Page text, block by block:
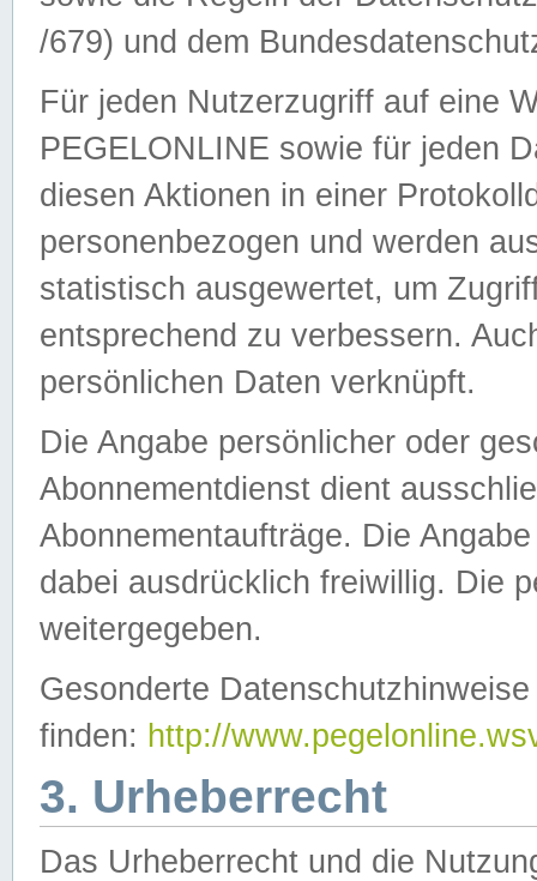
/679) und dem
Für jeden Nutzerzugriff auf eine
PEGELONLINE sowie für jeden
diesen Aktionen in einer
personenbezogen und werden
statistisch ausgewertet, um
entsprechend zu verbessern.
persönlichen Daten verknüpft.
Die Angabe persönlicher oder
Abonnementdienst dient
Abonnementaufträge. Die
dabei ausdrücklich freiwillig. Die
weitergegeben.
Gesonderte
finden: http://
3. Urheberrecht
Das Urheberrecht und die